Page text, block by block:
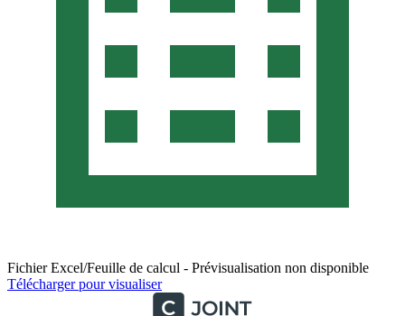
Fichier Excel/Feuille de calcul - Prévisualisation non disponible
Télécharger pour visualiser